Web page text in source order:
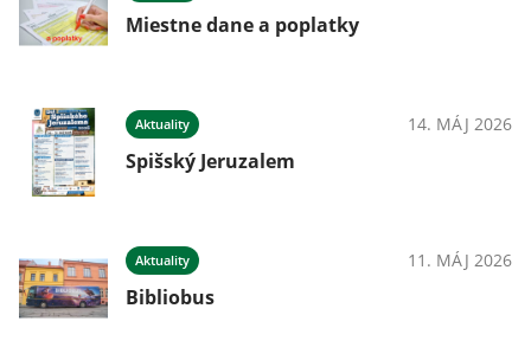
Miestne dane a poplatky
Aktuality 14. MÁJ 2026
Spišský Jeruzalem
Aktuality 11. MÁJ 2026
Bibliobus